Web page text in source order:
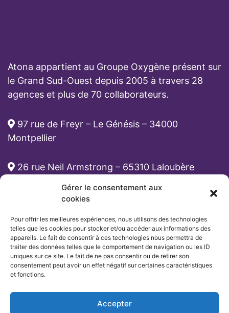
Gérer le consentement aux
cookies
Pour offrir les meilleures expériences, nous utilisons des technologies
telles que les cookies pour stocker et/ou accéder aux informations des
appareils. Le fait de consentir à ces technologies nous permettra de
traiter des données telles que le comportement de navigation ou les ID
uniques sur ce site. Le fait de ne pas consentir ou de retirer son
consentement peut avoir un effet négatif sur certaines caractéristiques
et fonctions.
Accepter
Atona appartient au Groupe Oxygène présent sur
le Grand Sud-Ouest depuis 2005 à travers 28
agences et plus de 70 collaborateurs.
97 rue de Freyr – Le Génésis – 34000
Montpellier
26 rue Neil Armstrong – 65310 Laloubère
cabinet-rh@atona.fr
05 33 89 39 62